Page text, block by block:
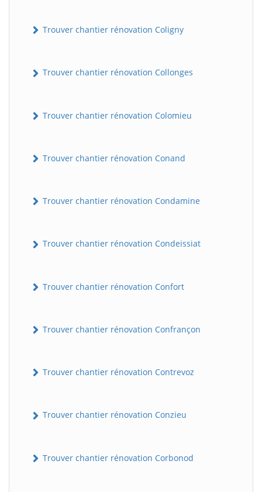
Trouver chantier rénovation Coligny
Trouver chantier rénovation Collonges
Trouver chantier rénovation Colomieu
Trouver chantier rénovation Conand
Trouver chantier rénovation Condamine
Trouver chantier rénovation Condeissiat
Trouver chantier rénovation Confort
Trouver chantier rénovation Confrançon
Trouver chantier rénovation Contrevoz
Trouver chantier rénovation Conzieu
Trouver chantier rénovation Corbonod
B BatiWebPro